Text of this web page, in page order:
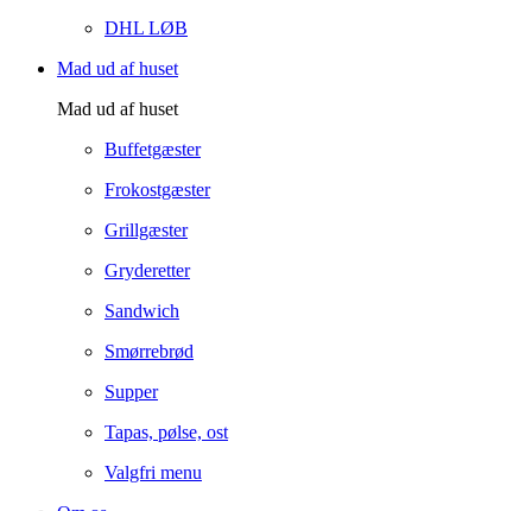
DHL LØB
Mad ud af huset
Mad ud af huset
Buffetgæster
Frokostgæster
Grillgæster
Gryderetter
Sandwich
Smørrebrød
Supper
Tapas, pølse, ost
Valgfri menu